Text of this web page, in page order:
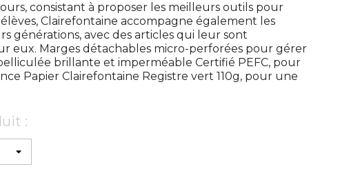
consistant à proposer les meilleurs outils pour
Clairefontaine accompagne également les
générations, avec des articles qui leur sont
eux. Marges détachables micro-perforées pour gérer
brillante et imperméable Certifié PEFC, pour
Papier Clairefontaine Registre vert 110g, pour une
: